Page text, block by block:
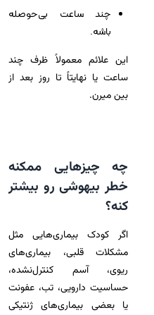
چند ساعت بی‌حوصله
باشه.
این علائم معمولاً ظرف چند
ساعت یا نهایتاً تا روز بعد از
بین میرن.
چه چیزهایی ممکنه
خطر بیهوشی رو بیشتر
کنه؟
اگر کودک بیماری‌هایی مثل
مشکلات قلبی، بیماری‌های
ریوی، آسم کنترل‌نشده،
حساسیت دارویی، تب، عفونت
یا بعضی بیماری‌های ژنتیکی